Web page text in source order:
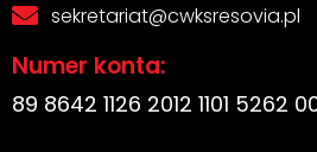
sekretariat@cwksresovia.pl
Numer konta:
89 8642 1126 2012 1101 5262